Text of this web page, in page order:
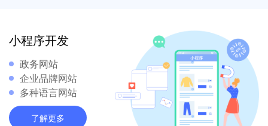
小程序开发
政务网站
企业品牌网站
多种语言网站
了解更多